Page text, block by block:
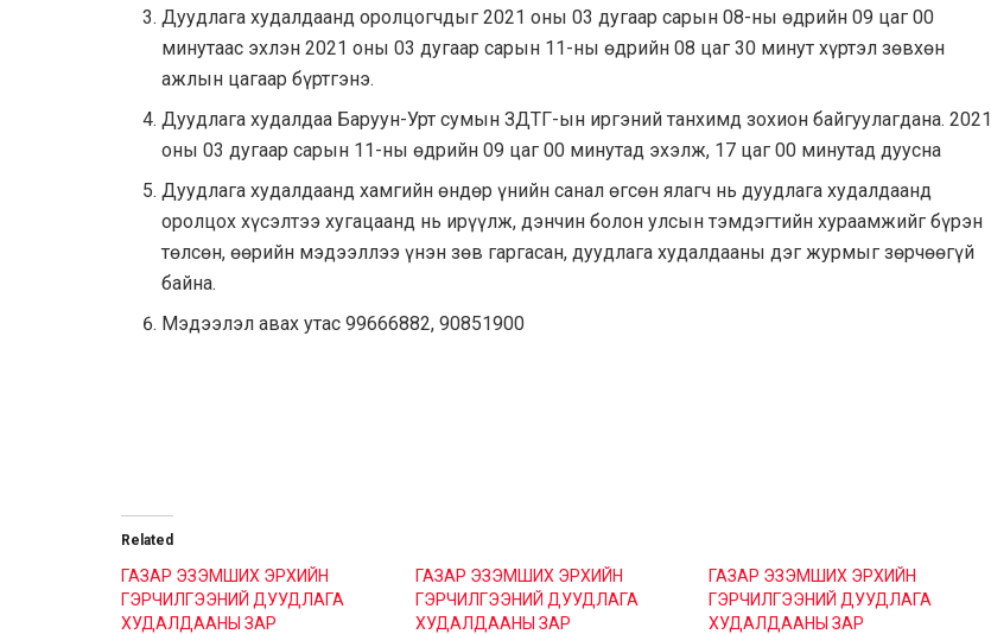
Дуудлага худалдаанд оролцогчдыг 2021 оны 03 дугаар сарын 08-ны өдрийн 09 цаг 00
минутаас эхлэн 2021 оны 03 дугаар сарын 11-ны өдрийн 08 цаг 30 минут хүртэл зөвхөн
ажлын цагаар бүртгэнэ.
Дуудлага худалдаа Баруун-Урт сумын ЗДТГ-ын иргэний танхимд зохион байгуулагдана. 2021
оны 03 дугаар сарын 11-ны өдрийн 09 цаг 00 минутад эхэлж, 17 цаг 00 минутад дуусна
Дуудлага худалдаанд хамгийн өндөр үнийн санал өгсөн ялагч нь дуудлага худалдаанд
оролцох хүсэлтээ хугацаанд нь ирүүлж, дэнчин болон улсын тэмдэгтийн хураамжийг бүрэн
төлсөн, өөрийн мэдээллээ үнэн зөв гаргасан, дуудлага худалдааны дэг журмыг зөрчөөгүй
байна.
Мэдээлэл авах утас 99666882, 90851900
Related
ГАЗАР ЭЗЭМШИХ ЭРХИЙН
ГЭРЧИЛГЭЭНИЙ ДУУДЛАГА
ХУДАЛДААНЫ ЗАР
ГАЗАР ЭЗЭМШИХ ЭРХИЙН
ГЭРЧИЛГЭЭНИЙ ДУУДЛАГА
ХУДАЛДААНЫ ЗАР
ГАЗАР ЭЗЭМШИХ ЭРХИЙН
ГЭРЧИЛГЭЭНИЙ ДУУДЛАГА
ХУДАЛДААНЫ ЗАР